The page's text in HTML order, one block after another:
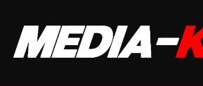
contenu